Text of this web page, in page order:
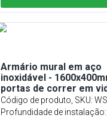
Armário mural em aço
inoxidável -
portas de correr em
650mm de altura
Código de produto, SKU:
Profundidade de